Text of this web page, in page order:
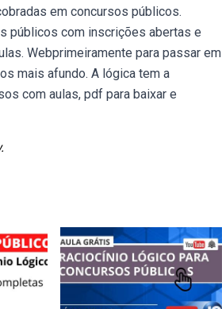
em concursos públicos.
públicos com inscrições abertas e
Webprimeiramente para passar em
mais afundo. A lógica tem a
com aulas, pdf para baixar e